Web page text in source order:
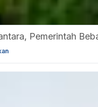
Pemerintah